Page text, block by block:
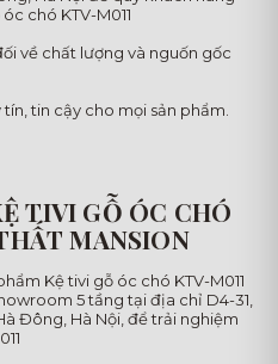
chó KTV-M011
về chất lượng và nguốn gốc
tin cậy cho mọi sản phẩm.
TIVI GỖ ÓC CHÓ
MANSION
Kệ tivi gỗ óc chó KTV-M011
5 tầng tại địa chỉ D4-31,
Đông, Hà Nội, để trải nghiệm